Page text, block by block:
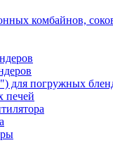
комбайнов,
для погружных
печей